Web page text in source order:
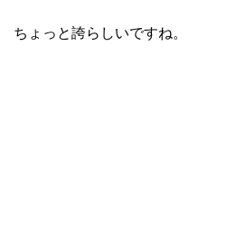
ちょっと誇らしいですね。